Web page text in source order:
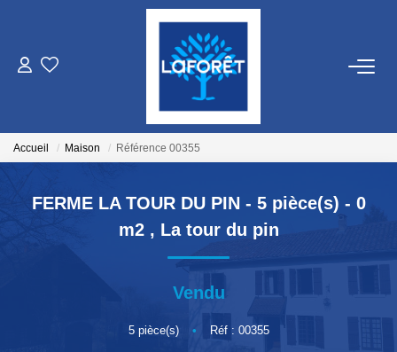
LOCATIONS
GESTION
NOS AGENCES
Accueil Maison Référence 00355
FERME LA TOUR DU PIN - 5 pièce(s) - 0
m2 , La tour du pin
Vendu
5pièce(s) • Réf : 00355